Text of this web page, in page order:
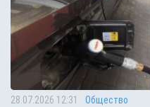
28.07.2026 12:31 Общество